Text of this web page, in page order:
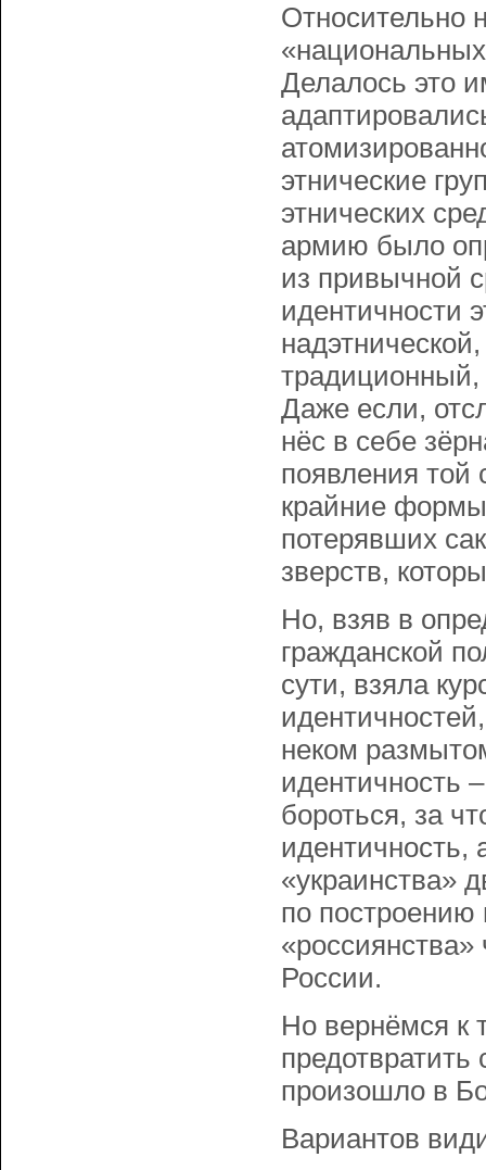
Относительно
Делалось это
этнические
этнических
армию было
из привычной
идентичности
Даже если,
нёс в себе
появления той
крайние
потерявших
зверств,
Но, взяв в
гражданской
сути, взяла
неком
идентичность
бороться, за
идентичность,
«украинства»
по построению
России.
Но вернёмся к
предотвратить
произошло в
Вариантов